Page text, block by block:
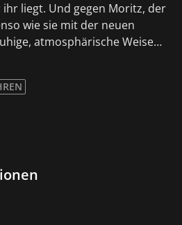
liegt. Und gegen Moritz, der
wie sie mit der neuen
atmosphärische Weise
einer Beziehung,